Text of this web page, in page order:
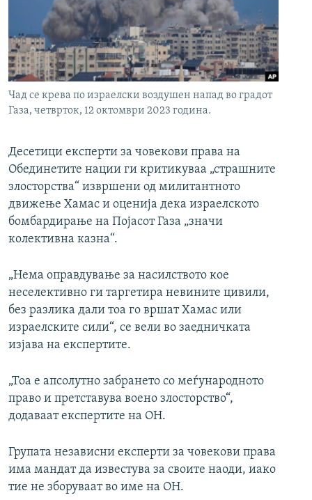
РСЕ веб страници
Чад се крева по израелски воздушен напад во градот
Газа, четврток, 12 октомври 2023 година.
Десетици експерти за човекови права на
Обединетите нации ги критикуваа „страшните
злосторства“ извршени од милитантното
движење Хамас и оценија дека израелското
бомбардирање на Појасот Газа „значи
колективна казна“.
„Нема оправдување за насилството кое
неселективно ги таргетира невините цивили,
без разлика дали тоа го вршат Хамас или
израелските сили“, се вели во заедничката
изјава на експертите.
„Тоа е апсолутно забрането со меѓународното
право и претставува воено злосторство“,
додаваат експертите на ОН.
Групата независни експерти за човекови права
има мандат да известува за своите наоди, иако
тие не зборуваат во име на ОН.